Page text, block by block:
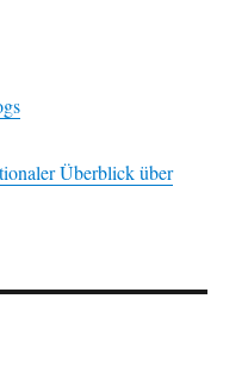
Überblick über